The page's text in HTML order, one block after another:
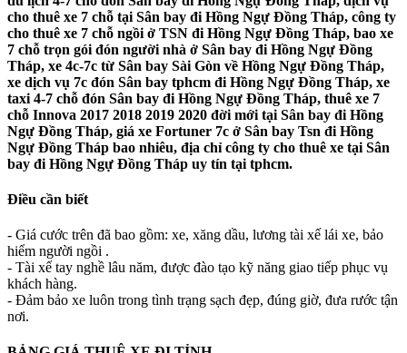
cho thuê xe 7 chỗ tại Sân bay đi Hồng Ngự Đồng Tháp, công ty
cho thuê xe 7 chỗ ngồi ở TSN đi Hồng Ngự Đồng Tháp, bao xe
7 chỗ trọn gói đón người nhà ở Sân bay đi Hồng Ngự Đồng
Tháp, xe 4c-7c từ Sân bay Sài Gòn về Hồng Ngự Đồng Tháp,
xe dịch vụ 7c đón Sân bay tphcm đi Hồng Ngự Đồng Tháp, xe
taxi 4-7 chỗ đón Sân bay đi Hồng Ngự Đồng Tháp, thuê xe 7
chỗ Innova 2017 2018 2019 2020 đời mới tại Sân bay đi Hồng
Ngự Đồng Tháp, giá xe Fortuner 7c ở Sân bay Tsn đi Hồng
Ngự Đồng Tháp bao nhiêu, địa chỉ công ty cho thuê xe tại Sân
bay đi Hồng Ngự Đồng Tháp uy tín tại tphcm.
Điều cần biết
- Giá cước trên đã bao gồm: xe, xăng dầu, lương tài xế lái xe, bảo
hiểm người ngồi .
- Tài xế tay nghề lâu năm, được đào tạo kỹ năng giao tiếp phục vụ
khách hàng.
- Đảm bảo xe luôn trong tình trạng sạch đẹp, đúng giờ, đưa rước tận
nơi.